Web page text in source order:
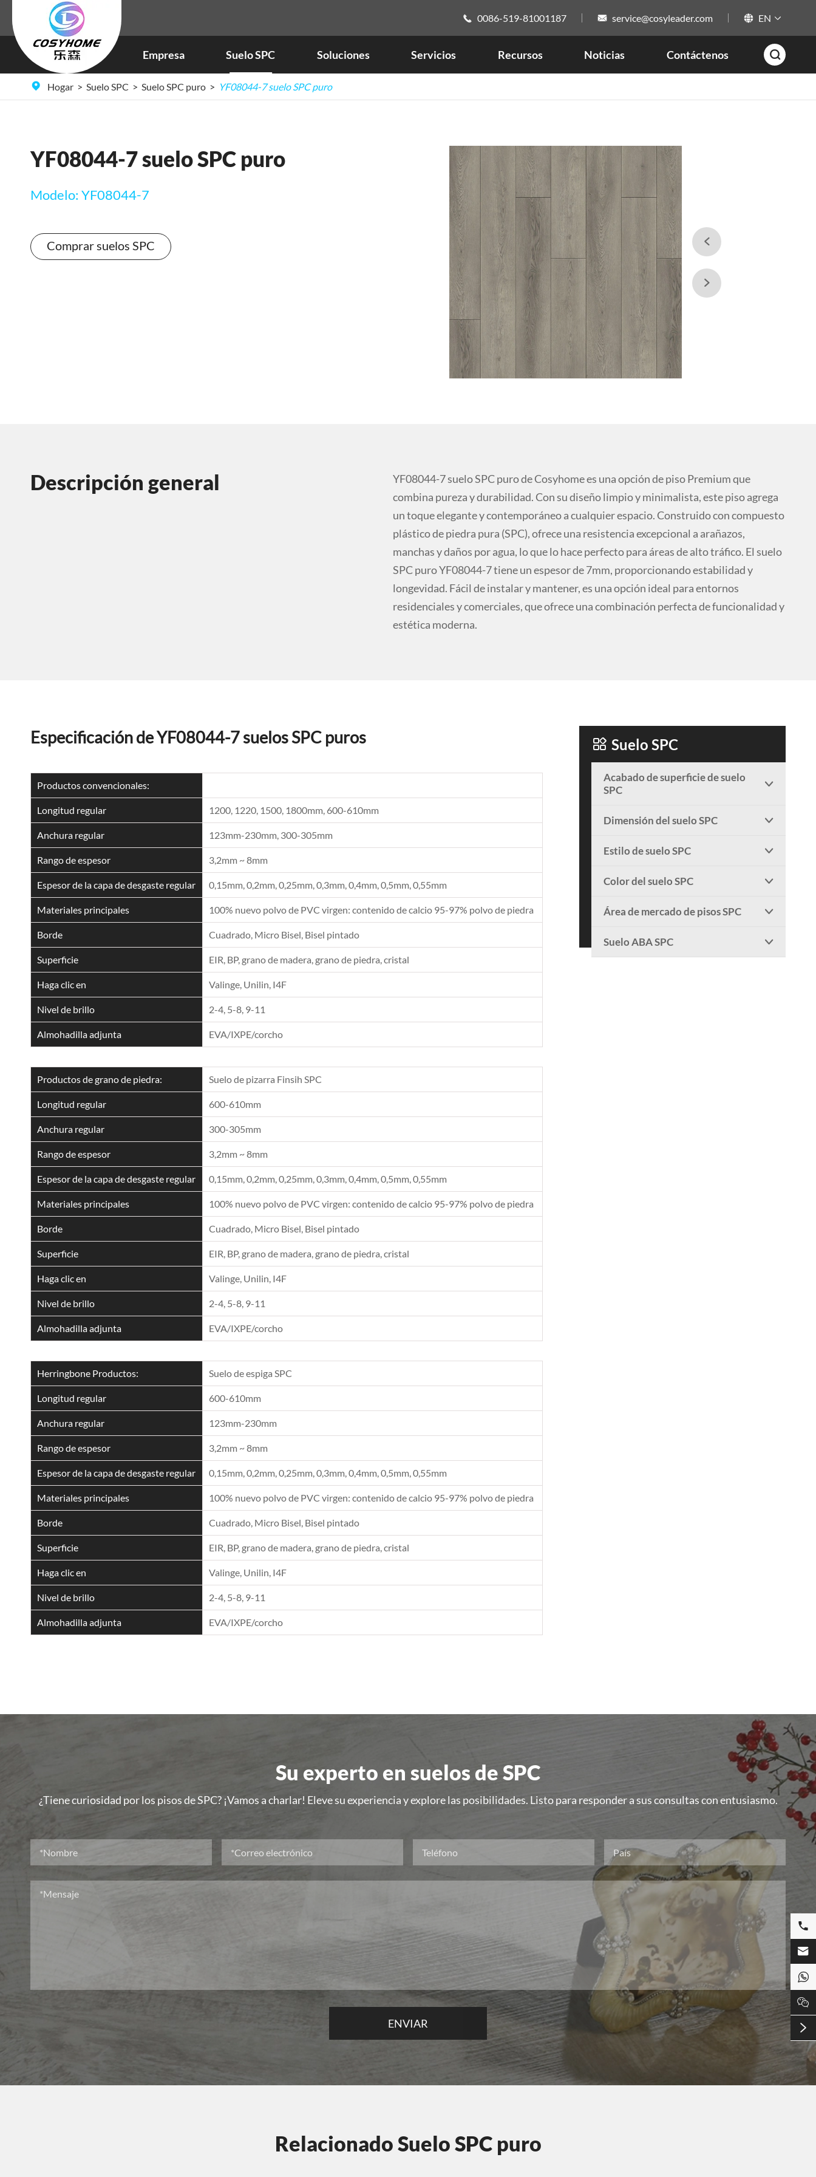
 0086-519-81001187  service@cosyleader.com  EN 
Empresa Suelo SPC Soluciones Servicios Recursos Noticias Contáctenos 
Hogar Suelo SPC Suelo SPC puro YF08044-7 suelo SPC puro
YF08044-7 suelo SPC puro
Modelo: YF08044-7
Comprar suelos SPC 

Descripción general
YF08044-7 suelo SPC puro de Cosyhome es una opción de piso Premium que
combina pureza y durabilidad. Con su diseño limpio y minimalista, este piso agrega
un toque elegante y contemporáneo a cualquier espacio. Construido con compuesto
plástico de piedra pura (SPC), ofrece una resistencia excepcional a arañazos,
manchas y daños por agua, lo que lo hace perfecto para áreas de alto tráfico. El suelo
SPC puro YF08044-7 tiene un espesor de 7mm, proporcionando estabilidad y
longevidad. Fácil de instalar y mantener, es una opción ideal para entornos
residenciales y comerciales, que ofrece una combinación perfecta de funcionalidad y
estética moderna.
Especificación de YF08044-7 suelos SPC puros
Productos convencionales:
Longitud regular 1200, 1220, 1500, 1800mm, 600-610mm
Anchura regular 123mm-230mm, 300-305mm
Rango de espesor 3,2mm ~ 8mm
Espesor de la capa de desgaste regular 0,15mm, 0,2mm, 0,25mm, 0,3mm, 0,4mm, 0,5mm, 0,55mm
Materiales principales 100% nuevo polvo de PVC virgen: contenido de calcio 95-97% polvo de piedra
Borde Cuadrado, Micro Bisel, Bisel pintado
Superficie EIR, BP, grano de madera, grano de piedra, cristal
Haga clic en Valinge, Unilin, I4F
Nivel de brillo 2-4, 5-8, 9-11
Almohadilla adjunta EVA/IXPE/corcho
Productos de grano de piedra: Suelo de pizarra Finsih SPC
Longitud regular 600-610mm
Anchura regular 300-305mm
Rango de espesor 3,2mm ~ 8mm
Espesor de la capa de desgaste regular 0,15mm, 0,2mm, 0,25mm, 0,3mm, 0,4mm, 0,5mm, 0,55mm
Materiales principales 100% nuevo polvo de PVC virgen: contenido de calcio 95-97% polvo de piedra
Borde Cuadrado, Micro Bisel, Bisel pintado
Superficie EIR, BP, grano de madera, grano de piedra, cristal
Haga clic en Valinge, Unilin, I4F
Nivel de brillo 2-4, 5-8, 9-11
Almohadilla adjunta EVA/IXPE/corcho
Herringbone Productos: Suelo de espiga SPC
Longitud regular 600-610mm
Anchura regular 123mm-230mm
Rango de espesor 3,2mm ~ 8mm
Espesor de la capa de desgaste regular 0,15mm, 0,2mm, 0,25mm, 0,3mm, 0,4mm, 0,5mm, 0,55mm
Materiales principales 100% nuevo polvo de PVC virgen: contenido de calcio 95-97% polvo de piedra
Borde Cuadrado, Micro Bisel, Bisel pintado
Superficie EIR, BP, grano de madera, grano de piedra, cristal
Haga clic en Valinge, Unilin, I4F
Nivel de brillo 2-4, 5-8, 9-11
Almohadilla adjunta EVA/IXPE/corcho
 Suelo SPC
Acabado de superficie de suelo
SPC

Dimensión del suelo SPC 
Estilo de suelo SPC 
Color del suelo SPC 
Área de mercado de pisos SPC 
Suelo ABA SPC 
Su experto en suelos de SPC
¿Tiene curiosidad por los pisos de SPC? ¡Vamos a charlar! Eleve su experiencia y explore las posibilidades. Listo para responder a sus consultas con entusiasmo.
Relacionado Suelo SPC puro




